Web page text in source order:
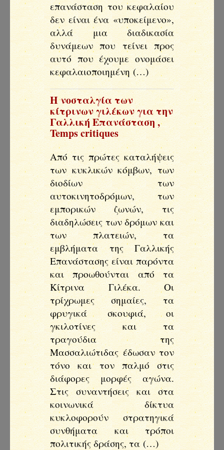
επανάσταση του κεφαλαίου
δεν είναι ένα «υποκείμενο»,
αλλά μια διαδικασία
δυνάμεων που τείνει προς
αυτό που έχουμε ονομάσει
κεφαλαιοποιημένη (…)
Η νοσταλγία των
κίτρινων γιλέκων για την
Γαλλική Επανάσταση,
Temps critiques
Από τις πρώτες καταλήψεις
των κυκλικών κόμβων, των
διοδίων των
αυτοκινητοδρόμων, των
εμπορικών ζωνών, τις
διαδηλώσεις των δρόμων και
των πλατειών, τα
εμβλήματα της Γαλλικής
Επανάστασης είναι παρόντα
και προωθούνται από τα
Κίτρινα Γιλέκα. Οι
τρίχρωμες σημαίες, τα
φρυγικά σκουφιά, οι
γκιλοτίνες και τα
τραγούδια της
Μασσαλιώτιδας έδωσαν τον
τόνο και τον παλμό στις
διάφορες μορφές αγώνα.
Στις συναντήσεις και στα
κοινωνικά δίκτυα
κυκλοφορούν στρατηγικά
συνθήματα και τρόποι
πολιτικής δράσης, τα (…)